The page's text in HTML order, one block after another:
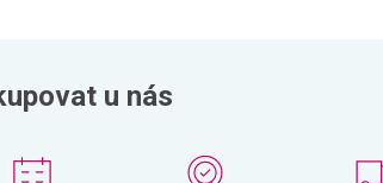
u nás